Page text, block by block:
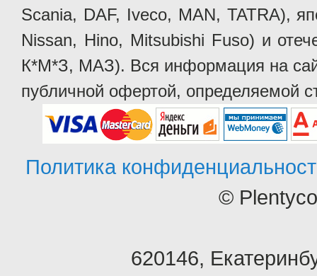
Scania, DAF, Iveco, MAN, TATRA),
Nissan, Hino, Mitsubishi Fuso) и
К*М*З, МАЗ). Вся информация на
публичной офертой, определяемой
Политика
©
620146,